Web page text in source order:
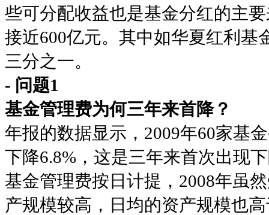
些可分配收益也是基金分红的主
接近600亿元。其中如华夏红利基
三分之一。
- 问题1
基金管理费为何三年来首降？
年报的数据显示，2009年60家基
下降6.8%，这是三年来首次出现
基金管理费按日计提，2008年虽
产规模较高，日均的资产规模也